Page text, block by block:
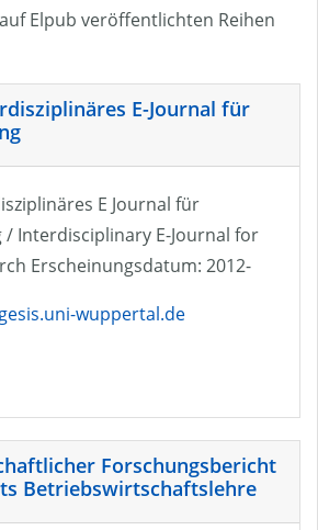
Elpub veröffentlichten Reihen
E-Journal für
E Journal für
/ Interdisciplinary E-Journal for
Erscheinungsdatum: 2012-
wuppertal.de
Forschungsbericht
Betriebswirtschaftslehre